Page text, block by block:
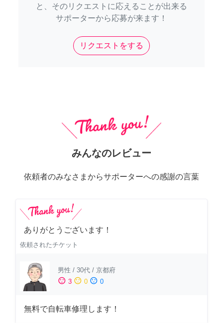
と、そのリクエストに応えることが出来る
サポーターから応募が来ます！
リクエストをする
みんなのレビュー
依頼者のみなさまからサポーターへの感謝の言葉
ありがとうございます！
依頼されたチケット
男性 / 30代 / 京都府
sentiment_satisfied 3 sentiment_neutral 0 sentiment_dissatisfied 0
無料で自転車修理します！